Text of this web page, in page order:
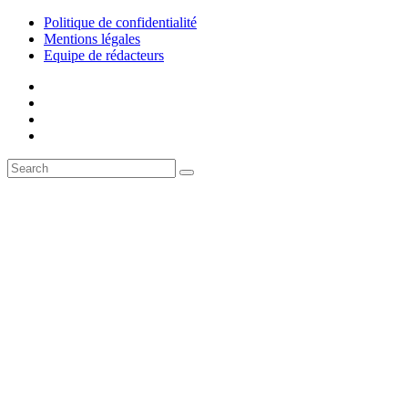
Politique de confidentialité
Mentions légales
Equipe de rédacteurs